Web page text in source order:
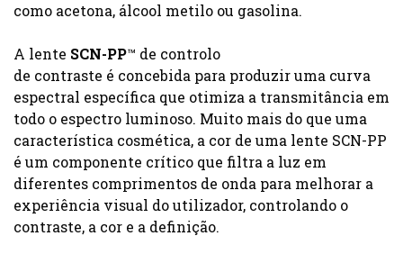
como acetona, álcool metilo ou gasolina.
A lente SCN-PP™ de controlo
de contraste é concebida para produzir uma curva
espectral específica que otimiza a transmitância em
todo o espectro luminoso. Muito mais do que uma
característica cosmética, a cor de uma lente SCN-PP
é um componente crítico que filtra a luz em
diferentes comprimentos de onda para melhorar a
experiência visual do utilizador, controlando o
contraste, a cor e a definição.